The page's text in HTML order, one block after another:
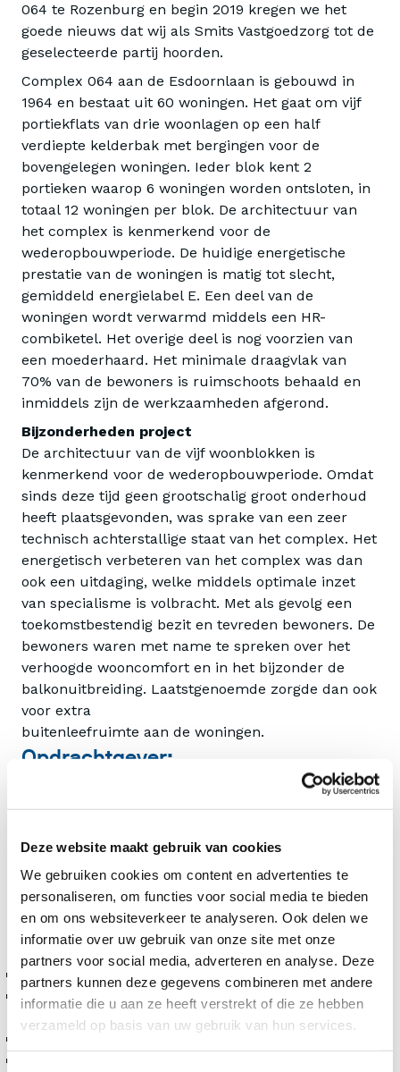
Deze website maakt gebruik van cookies
We gebruiken cookies om content en advertenties te
personaliseren, om functies voor social media te bieden
en om ons websiteverkeer te analyseren. Ook delen we
informatie over uw gebruik van onze site met onze
partners voor social media, adverteren en analyse. Deze
partners kunnen deze gegevens combineren met andere
informatie die u aan ze heeft verstrekt of die ze hebben
verzameld op basis van uw gebruik van hun services.
064 te Rozenburg en begin 2019 kregen we het
goede nieuws dat wij als Smits Vastgoedzorg tot de
geselecteerde partij hoorden.
Complex 064 aan de Esdoornlaan is gebouwd in
1964 en bestaat uit 60 woningen. Het gaat om vijf
portiekflats van drie woonlagen op een half
verdiepte kelderbak met bergingen voor de
bovengelegen woningen. Ieder blok kent 2
portieken waarop 6 woningen worden ontsloten, in
totaal 12 woningen per blok. De architectuur van
het complex is kenmerkend voor de
wederopbouwperiode. De huidige energetische
prestatie van de woningen is matig tot slecht,
gemiddeld energielabel E. Een deel van de
woningen wordt verwarmd middels een HR-
combiketel. Het overige deel is nog voorzien van
een moederhaard. Het minimale draagvlak van
70% van de bewoners is ruimschoots behaald en
inmiddels zijn de werkzaamheden afgerond.
Bijzonderheden project
De architectuur van de vijf woonblokken is
kenmerkend voor de wederopbouwperiode. Omdat
sinds deze tijd geen grootschalig groot onderhoud
heeft plaatsgevonden, was sprake van een zeer
technisch achterstallige staat van het complex. Het
energetisch verbeteren van het complex was dan
ook een uitdaging, welke middels optimale inzet
van specialisme is volbracht. Met als gevolg een
toekomstbestendig bezit en tevreden bewoners. De
bewoners waren met name te spreken over het
verhoogde wooncomfort en in het bijzonder de
balkonuitbreiding. Laatstgenoemde zorgde dan ook
voor extra
buitenleefruimte aan de woningen.
Opdrachtgever:
Project:
Groot onderhoud en de verbetering van 60
portieketagewoningen
Locatie:
Rozenburg
Werkzaamheden:
Al het ‘achterstallige’ planmatige onderhoud
Asbest gesaneerd en/of veilig gesteld waar
noodzakelijk